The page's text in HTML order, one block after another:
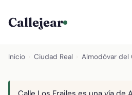
Callejear
Inicio Ciudad Real Almodóvar del